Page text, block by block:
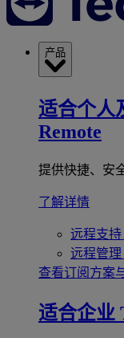
产品
适合个人
Remote
提供快捷、安
了解详情
远程支持
远程管理
查看订阅方案
适合企业